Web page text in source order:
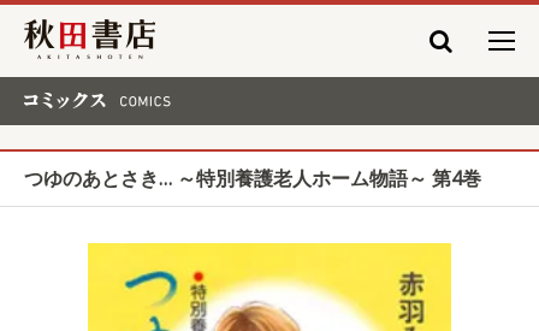
秋田書店
つゆのあとさき… ～特別養護老人ホーム物語～ 第4巻